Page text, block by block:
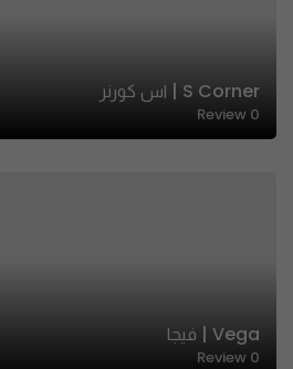
S Corner | اس كورنر
0
Review
Vega | فيجا
0
Review